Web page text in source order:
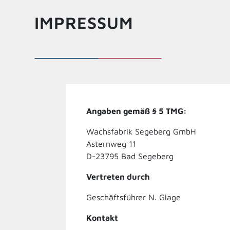
IMPRESSUM
Angaben gemäß § 5 TMG:
Wachsfabrik Segeberg GmbH
Asternweg 11
D-23795 Bad Segeberg
Vertreten durch
Geschäftsführer N. Glage
Kontakt